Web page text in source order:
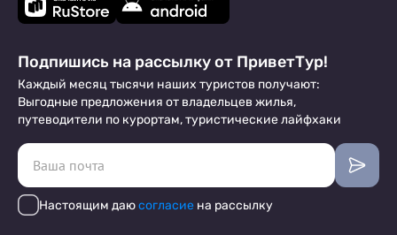
Подпишись на рассылку от ПриветТур!
Каждый месяц тысячи наших туристов получают:
Выгодные предложения от владельцев жилья,
путеводители по курортам, туристические лайфхаки
Настоящим даюсогласие на рассылку